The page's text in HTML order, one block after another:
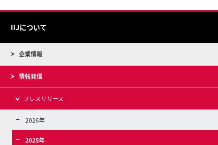
IIJについて
企業情報
情報発信
プレスリリース
2026年
2025年